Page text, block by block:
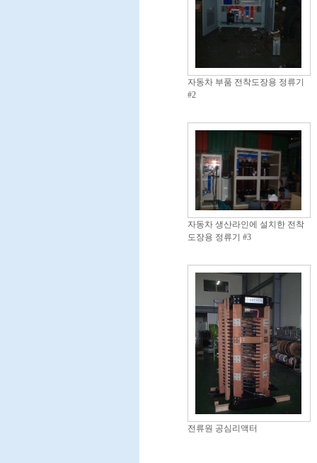
자동차 부품 전착도장용 정류기
#2
자동차 생산라인에 설치한 전착
도장용 정류기 #3
전류원 공심리액터